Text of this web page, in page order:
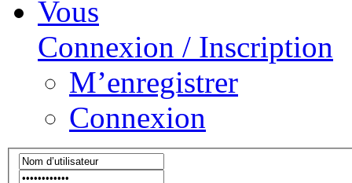
Vous
Connexion / Inscription
M’enregistrer
Connexion